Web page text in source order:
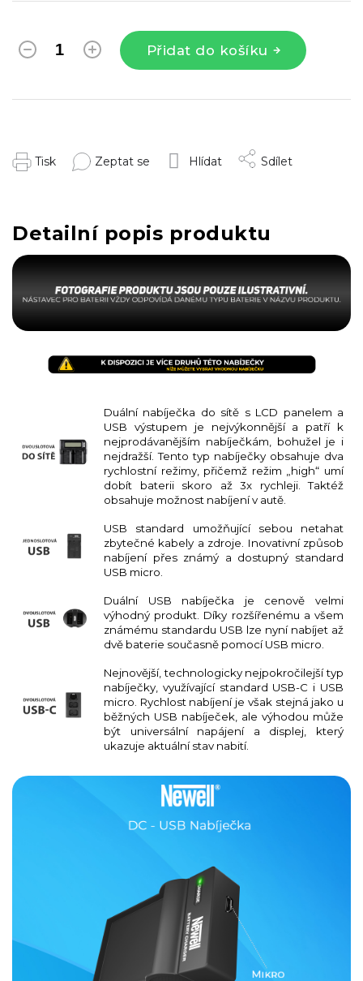
Přidat do košíku
Tisk Zeptat se Hlídat Sdílet
Detailní popis produktu
Duální nabíječka do sítě s LCD panelem a
USB výstupem je nejvýkonnější a patří k
nejprodávanějším nabíječkám, bohužel je i
nejdražší. Tento typ nabíječky obsahuje dva
rychlostní režimy, přičemž režim „high“ umí
dobít baterii skoro až 3x rychleji. Taktéž
obsahuje možnost nabíjení v autě.
USB standard umožňující sebou netahat
zbytečné kabely a zdroje. Inovativní způsob
nabíjení přes známý a dostupný standard
USB micro.
Duální USB nabíječka je cenově velmi
výhodný produkt. Díky rozšířenému a všem
známému standardu USB lze nyní nabíjet až
dvě baterie současně pomocí USB micro.
Nejnovější, technologicky nejpokročilejší typ
nabíječky, využívající standard USB-C i USB
micro. Rychlost nabíjení je však stejná jako u
běžných USB nabíječek, ale výhodou může
být universální napájení a displej, který
ukazuje aktuální stav nabití.